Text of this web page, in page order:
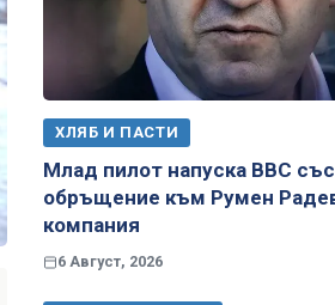
ХЛЯБ И ПАСТИ
Млад пилот напуска ВВС
обръщение към Румен
компания
6 Август, 2026